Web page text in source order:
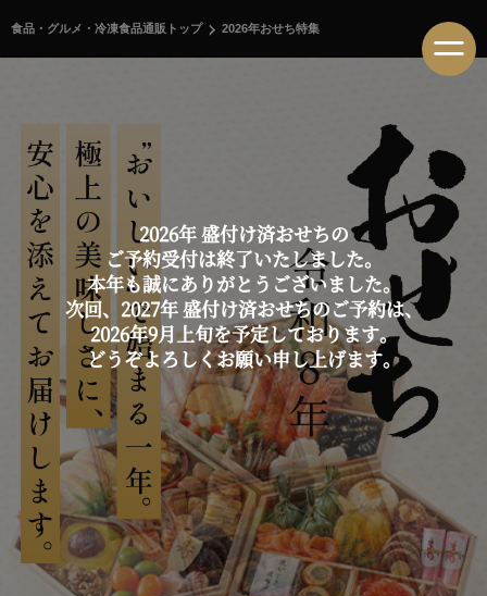
食品・グルメ・冷凍食品通販トップ 2026年おせち特集
2026年 盛付け済おせちの
ご予約受付は終了いたしました。
本年も誠にありがとうございました。
次回、2027年 盛付け済おせちのご予約は、
2026年9月上旬を予定しております。
どうぞよろしくお願い申し上げます。